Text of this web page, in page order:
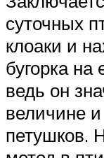
суточных
клоаки и
бугорка на
ведь он
величине
петушков.